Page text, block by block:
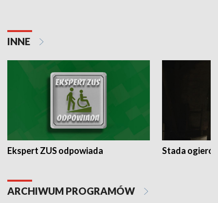
INNE
Ekspert ZUS odpowiada Stada
ARCHIWUM PROGRAMÓW